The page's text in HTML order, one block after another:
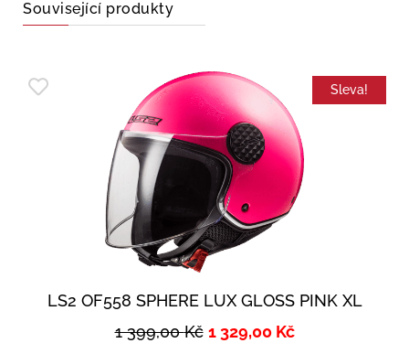
Související produkty
Sleva!
LS2 OF558 SPHERE LUX GLOSS PINK XL
1 399,00Kč 1 329,00 Kč